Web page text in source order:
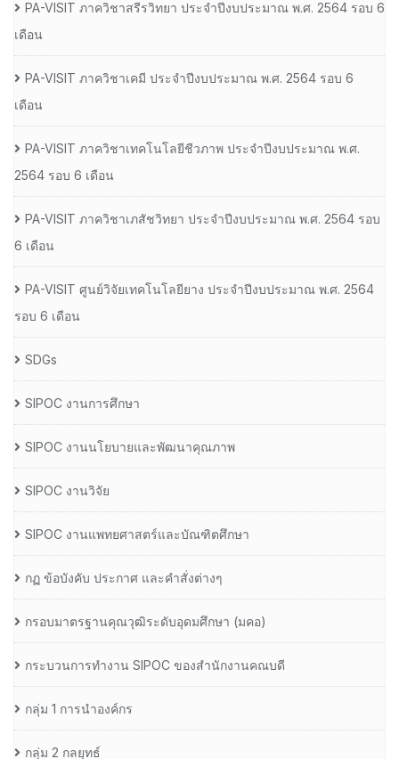
PA-VISIT ภาควิชาสรีรวิทยา ประจำปีงบประมาณ พ.ศ. 2564 รอบ 6
เดือน
PA-VISIT ภาควิชาเคมี ประจำปีงบประมาณ พ.ศ. 2564 รอบ 6
เดือน
PA-VISIT ภาควิชาเทคโนโลยีชีวภาพ ประจำปีงบประมาณ พ.ศ.
2564 รอบ 6 เดือน
PA-VISIT ภาควิชาเภสัชวิทยา ประจำปีงบประมาณ พ.ศ. 2564 รอบ
6 เดือน
PA-VISIT ศูนย์วิจัยเทคโนโลยียาง ประจำปีงบประมาณ พ.ศ. 2564
รอบ 6 เดือน
SDGs
SIPOC งานการศึกษา
SIPOC งานนโยบายและพัฒนาคุณภาพ
SIPOC งานวิจัย
SIPOC งานแพทยศาสตร์และบัณฑิตศึกษา
กฏ ข้อบังคับ ประกาศ และคำสั่งต่างๆ
กรอบมาตรฐานคุณวุฒิระดับอุดมศึกษา (มคอ)
กระบวนการทำงาน SIPOC ของสำนักงานคณบดี
กลุ่ม 1 การนำองค์กร
กลุ่ม 2 กลยุทธ์